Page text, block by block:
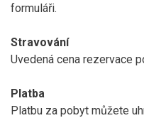
formuláři.
Stravování
Uvedená cena rezervace
Platba
Platbu za pobyt můžete